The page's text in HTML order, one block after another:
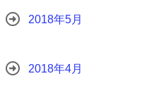
2018年5月
2018年4月